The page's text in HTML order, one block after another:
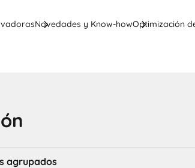
Novedades y Know-howOptimización
agrupados